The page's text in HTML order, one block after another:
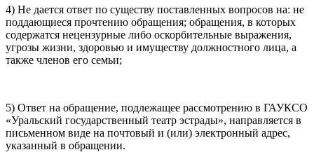
4) Не дается ответ по существу поставленных вопросов на: не
поддающиеся прочтению обращения; обращения, в которых
содержатся нецензурные либо оскорбительные выражения,
угрозы жизни, здоровью и имуществу должностного лица, а
также членов его семьи;
5) Ответ на обращение, подлежащее рассмотрению в ГАУКСО
«Уральский государственный театр эстрады», направляется в
письменном виде на почтовый и (или) электронный адрес,
указанный в обращении.